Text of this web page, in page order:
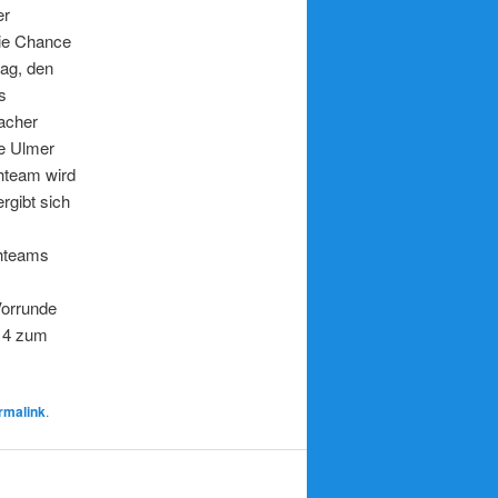
Chance
den
Ulmer
wird
sich
zum
.